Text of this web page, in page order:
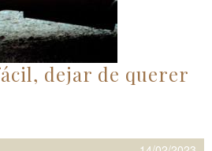
dejar de querer